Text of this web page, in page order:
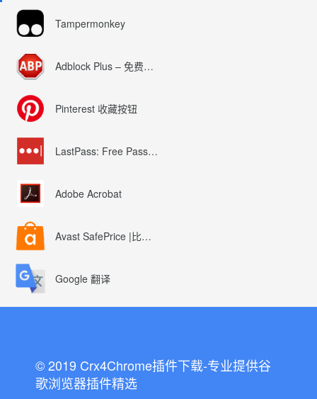
Tampermonkey
Adblock Plus – 免费的广告拦截器
Pinterest 收藏按钮
LastPass: Free Password Manager
Adobe Acrobat
Avast SafePrice |比较、交易、优惠券
Google 翻译
© 2019 Crx4Chrome插件下载-专业提供谷
歌浏览器插件精选